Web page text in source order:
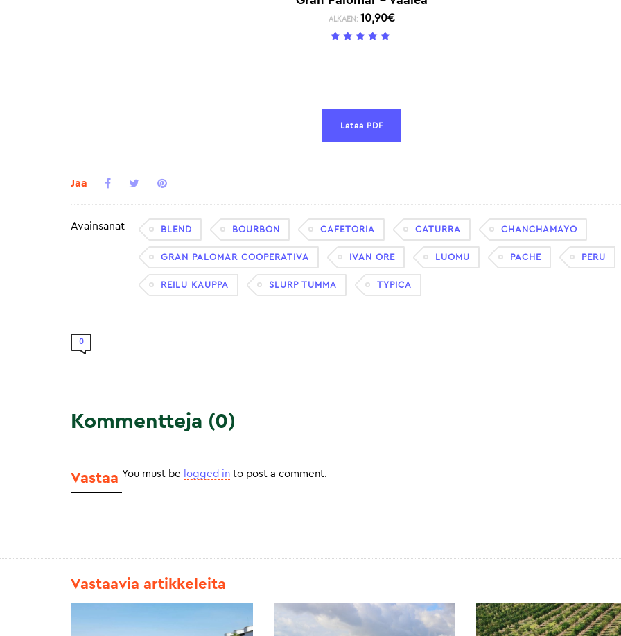
ALKAEN: 10,90€
Lataa PDF
Jaa
Avainsanat BLEND BOURBON CAFETORIA CATURRA CHANCHAMAYO
GRAN PALOMAR COOPERATIVA IVAN ORE LUOMU PACHE PERU
REILU KAUPPA SLURP TUMMA TYPICA
0
Kommentteja (0)
Vastaa You must be logged in to post a comment.
Vastaavia artikkeleita